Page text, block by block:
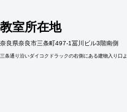
教室所在地
奈良県奈良市三条町497-1冨川ビル3階南側
三条通り沿いダイコクドラックの右側にある建物入り口